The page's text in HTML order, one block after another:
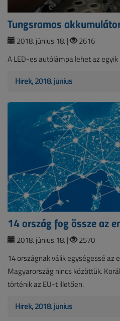
Tungsramos
2018. június 18. |
2616
A LED-es autólámpa lehet az
Hírek, 2018. június
14 ország fog össze az
2018. június 18. |
2570
14 országnak válik egységessé az
Magyarország nincs közöttük.
történik az EU-t illetően.
Hírek, 2018. június